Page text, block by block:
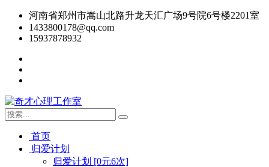
河南省郑州市嵩山北路升龙天汇广场9号院6号楼2201室
1433800178@qq.com
15937878932
首页
归爱计划
归爱计划 [0元6次]